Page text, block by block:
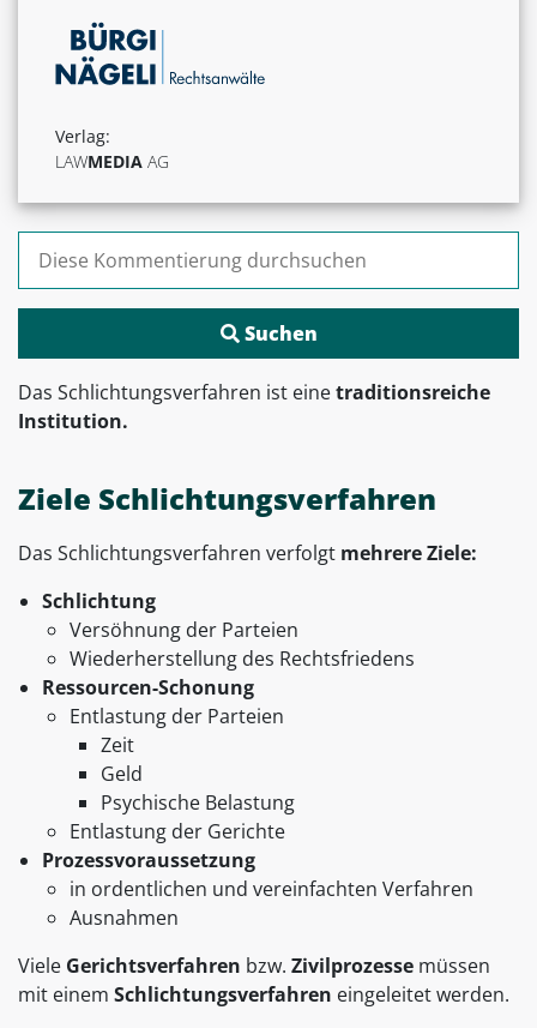
Verlag:
LAWMEDIA AG
Suchen nach:
Das Schlichtungsverfahren ist einetraditionsreiche
Institution.
Ziele Schlichtungsverfahren
Das Schlichtungsverfahren verfolgt mehrere Ziele:
Schlichtung
Versöhnung der Parteien
Wiederherstellung des Rechtsfriedens
Ressourcen-Schonung
Entlastung der Parteien
Zeit
Geld
Psychische Belastung
Entlastung der Gerichte
Prozessvoraussetzung
in ordentlichen und vereinfachten Verfahren
Ausnahmen
Viele Gerichtsverfahren bzw. Zivilprozesse müssen
mit einem Schlichtungsverfahren eingeleitet werden.